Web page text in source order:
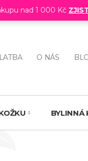
nad 1 000 Kč
O NÁS
BYLINNÁ